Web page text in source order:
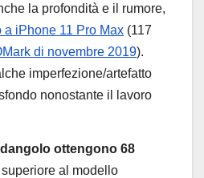
la profondità e il rumore,
a iPhone 11 Pro Max (117
di novembre 2019).
imperfezione/artefatto
nonostante il lavoro
ottengono 68
al modello